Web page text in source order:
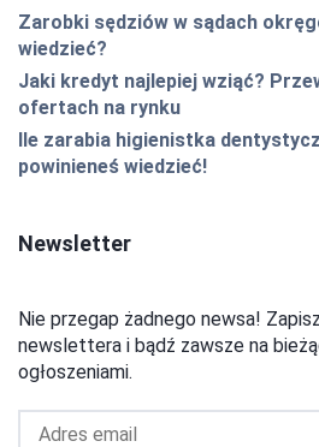
Zarobki sędziów w sądach
wiedzieć?
Jaki kredyt najlepiej wziąć?
ofertach na rynku
Ile zarabia higienistka
powinieneś wiedzieć!
Newsletter
Nie przegap żadnego newsa!
newslettera i bądź zawsze na
ogłoszeniami.
Adres